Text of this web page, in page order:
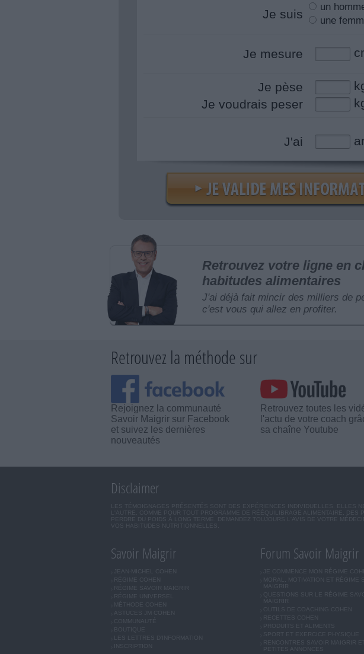
Je suis
un
une
Je mesure
Je pèse
Je voudrais peser
J'ai
Retrouvez votre ligne en
habitudes alimentaires
J'ai déjà fait mincir des milliers de
c'est vous qui allez en profiter.
Retrouvez la méthode sur
Rejoignez la communauté
Savoir Maigrir sur Facebook
et suivez les dernières
nouveautés
Retrouvez toutes les
l'actu de votre coach
sa chaîne Youtube
Disclaimer
LES TÉMOIGNAGES PRÉSENTÉS SONT DES EXPÉRIENCES INDIVIDUELLES. ELLES
L'AUTRE. COMME POUR TOUT PROGRAMME DE RÉÉQUILIBRAGE ALIMENTAIRE,
PERDRE DU POIDS À LONG TERME. DEMANDEZ TOUJOURS L'AVIS DE VOTRE
VOS HABITUDES NUTRITIONNELLES.
Savoir Maigrir
JEAN-MICHEL COHEN
RÉGIME COHEN
RÉGIME SAVOIR MAIGRIR
RÉGIME UNIVERSEL
ASTUCES JM COHEN
COMMUNAUTÉ
LES LETTRES D'INFORMATION
INSCRIPTION
Forum Savoir Maigrir
JE COMMENCE MON RÉGIME
MORAL, MOTIVATION ET RÉGIME
MAIGRIR
QUESTIONS SUR LE RÉGIME
MAIGRIR
OUTILS DE COACHING COHEN
RECETTES COHEN
PRODUITS ET ALIMENTS
SPORT ET EXERCICE PHYSIQUE
RENCONTRES SAVOIR MAIGRIR ET
PETITES ANNONCES